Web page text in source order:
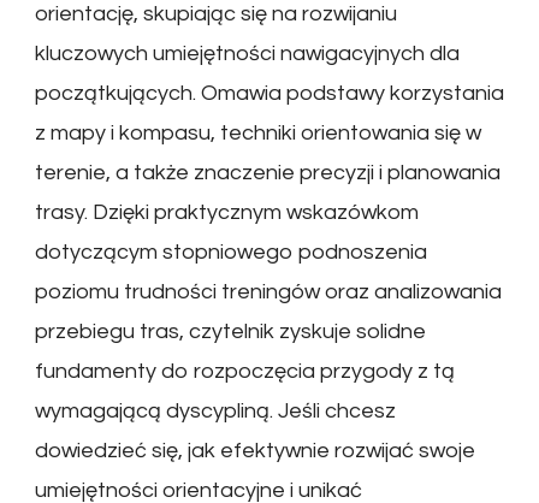
orientację, skupiając się na rozwijaniu
kluczowych umiejętności nawigacyjnych dla
początkujących. Omawia podstawy korzystania
z mapy i kompasu, techniki orientowania się w
terenie, a także znaczenie precyzji i planowania
trasy. Dzięki praktycznym wskazówkom
dotyczącym stopniowego podnoszenia
poziomu trudności treningów oraz analizowania
przebiegu tras, czytelnik zyskuje solidne
fundamenty do rozpoczęcia przygody z tą
wymagającą dyscypliną. Jeśli chcesz
dowiedzieć się, jak efektywnie rozwijać swoje
umiejętności orientacyjne i unikać